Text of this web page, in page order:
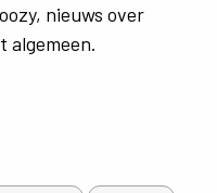
nieuws over
algemeen.